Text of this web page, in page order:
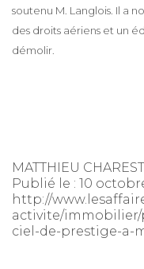
soutenu M. Langlois. Il a
des droits aériens et un
démolir.
MATTHIEU
Publié le : 10
http://
activite/
ciel-de-prestige-a-